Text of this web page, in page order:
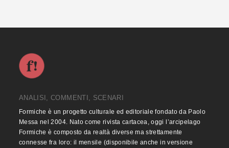
ANALISI, COMMENTI, SCENARI
Formiche è un progetto culturale ed editoriale fondato da Paolo
Messa nel 2004. Nato come rivista cartacea, oggi l’arcipelago
Formiche è composto da realtà diverse ma strettamente
connesse fra loro: il mensile (disponibile anche in versione